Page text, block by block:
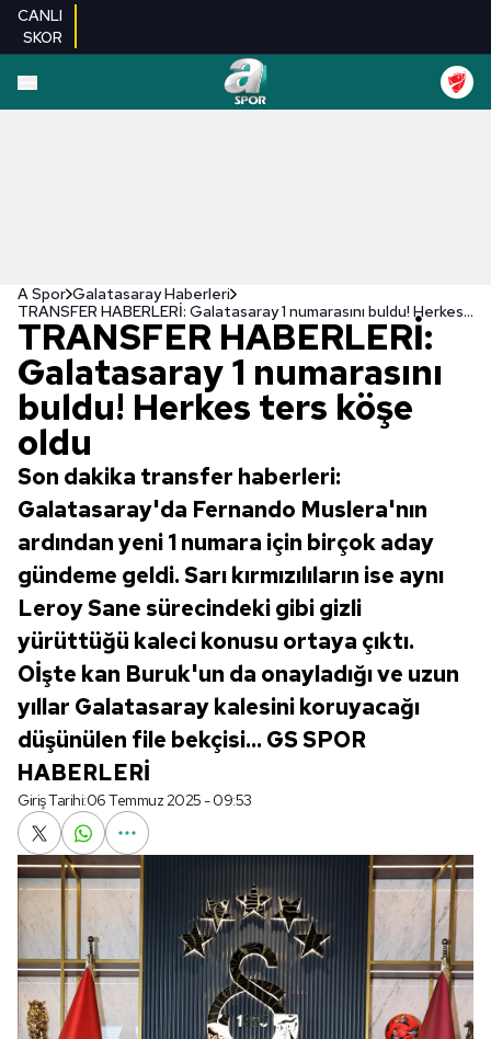
CANLI
SKOR
A Spor Galatasaray Haberleri
TRANSFER HABERLERİ: Galatasaray 1 numarasını buldu! Herkes ters köşe oldu
TRANSFER HABERLERİ:
Galatasaray 1 numarasını
buldu! Herkes ters köşe
oldu
Son dakika transfer haberleri:
Galatasaray'da Fernando Muslera'nın
ardından yeni 1 numara için birçok aday
gündeme geldi. Sarı kırmızılıların ise aynı
Leroy Sane sürecindeki gibi gizli
yürüttüğü kaleci konusu ortaya çıktı.
Oİşte kan Buruk'un da onayladığı ve uzun
yıllar Galatasaray kalesini koruyacağı
düşünülen file bekçisi... GS SPOR
HABERLERİ
Giriş Tarihi:06 Temmuz 2025 - 09:53